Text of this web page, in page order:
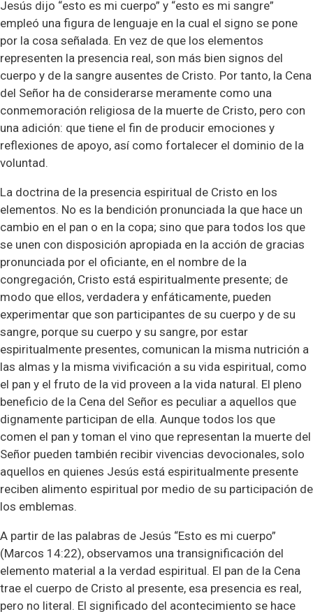
Jesús dijo “esto es mi cuerpo” y “esto es mi sangre”
empleó una figura de lenguaje en la cual el signo se pone
por la cosa señalada. En vez de que los elementos
representen la presencia real, son más bien signos del
cuerpo y de la sangre ausentes de Cristo. Por tanto, la Cena
del Señor ha de considerarse meramente como una
conmemoración religiosa de la muerte de Cristo, pero con
una adición: que tiene el fin de producir emociones y
reflexiones de apoyo, así como fortalecer el dominio de la
voluntad.
La doctrina de la presencia espiritual de Cristo en los
elementos. No es la bendición pronunciada la que hace un
cambio en el pan o en la copa; sino que para todos los que
se unen con disposición apropiada en la acción de gracias
pronunciada por el oficiante, en el nombre de la
congregación, Cristo está espiritualmente presente; de
modo que ellos, verdadera y enfáticamente, pueden
experimentar que son participantes de su cuerpo y de su
sangre, porque su cuerpo y su sangre, por estar
espiritualmente presentes, comunican la misma nutrición a
las almas y la misma vivificación a su vida espiritual, como
el pan y el fruto de la vid proveen a la vida natural. El pleno
beneficio de la Cena del Señor es peculiar a aquellos que
dignamente participan de ella. Aunque todos los que
comen el pan y toman el vino que representan la muerte del
Señor pueden también recibir vivencias devocionales, solo
aquellos en quienes Jesús está espiritualmente presente
reciben alimento espiritual por medio de su participación de
los emblemas.
A partir de las palabras de Jesús “Esto es mi cuerpo”
(Marcos 14:22), observamos una transignificación del
elemento material a la verdad espiritual. El pan de la Cena
trae el cuerpo de Cristo al presente, esa presencia es real,
pero no literal. El significado del acontecimiento se hace